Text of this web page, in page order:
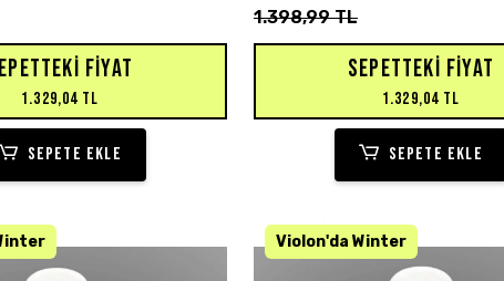
FIYAT
1.329,04 TL
SEPETE EKLE
1.398,99 TL
SEPETTEKI FIYAT
1.329,04 TL
SEPETE EKLE